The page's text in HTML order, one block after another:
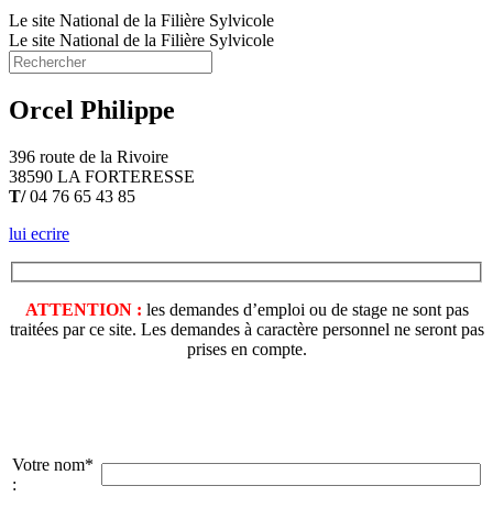
Le site National de la Filière Sylvicole
Le site National de la Filière Sylvicole
Orcel Philippe
396 route de la Rivoire
38590 LA FORTERESSE
T/04 76 65 43 85
lui ecrire
ATTENTION : les demandes d’emploi ou de stage ne sont pas
traitées par ce site. Les demandes à caractère personnel ne seront pas
prises en compte.
Votre nom*
: